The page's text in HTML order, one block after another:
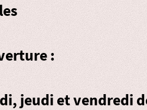
:
jeudi et vendredi